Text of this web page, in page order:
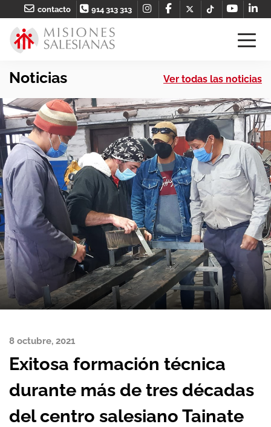
contacto 914 313 313
Noticias Ver todas las noticias
8 octubre, 2021
Exitosa formación técnica
durante más de tres décadas
del centro salesiano Tainate